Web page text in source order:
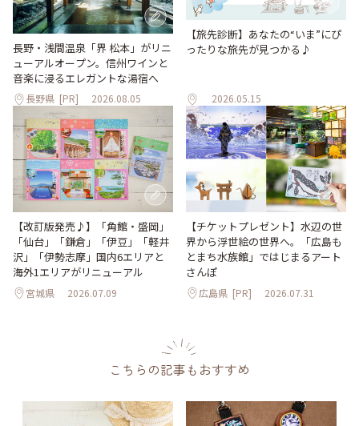
長野・浅間温泉「界 松本」がリニ
ューアルオープン。信州ワインと
音楽に浸るエレガントな湯宿へ
長野県 [PR] 2026.08.05
【旅先診断】あなたの“いま”にぴ
ったりな旅先が見つかる♪
2026.05.15
【改訂版発売♪】「角館・盛岡」
「仙台」「鎌倉」「伊豆」「軽井
沢」「伊勢志摩」国内6エリアと
海外1エリアがリニューアル
宮城県 2026.07.09
【チケットプレゼント】水辺の世
界から浮世絵の世界へ。「広島も
とまち水族館」ではじまるアート
さんぽ
広島県 [PR] 2026.07.31
こちらの記事もおすすめ